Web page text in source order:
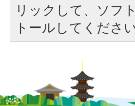
リックして、ソフ
トールしてください